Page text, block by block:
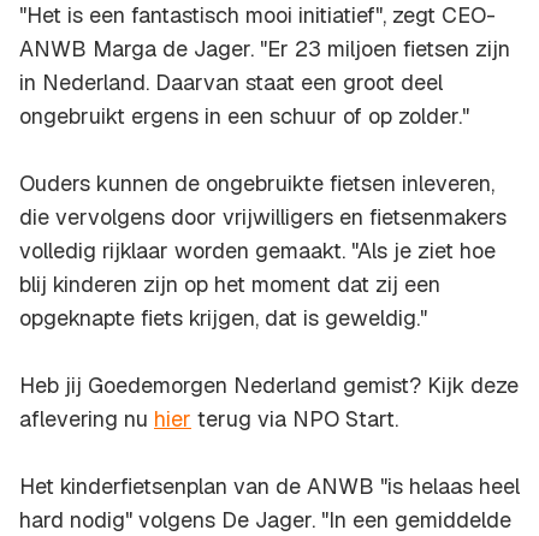
"Het is een fantastisch mooi initiatief", zegt CEO-
ANWB Marga de Jager. "Er 23 miljoen fietsen zijn
in Nederland. Daarvan staat een groot deel
ongebruikt ergens in een schuur of op zolder."
Ouders kunnen de ongebruikte fietsen inleveren,
die vervolgens door vrijwilligers en fietsenmakers
volledig rijklaar worden gemaakt. "Als je ziet hoe
blij kinderen zijn op het moment dat zij een
opgeknapte fiets krijgen, dat is geweldig."
Heb jij Goedemorgen Nederland gemist? Kijk deze
aflevering nu hier terug via NPO Start.
Het kinderfietsenplan van de ANWB "is helaas heel
hard nodig" volgens De Jager. "In een gemiddelde